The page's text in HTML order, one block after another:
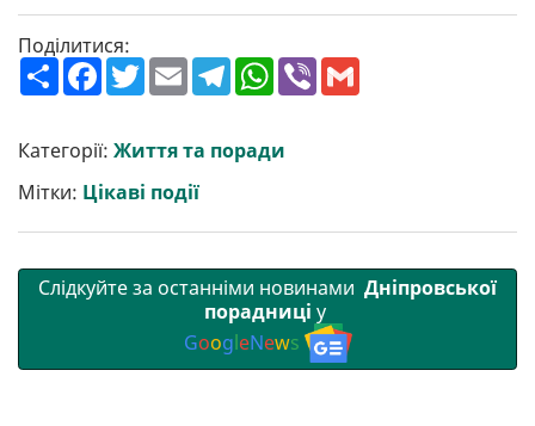
Поділитися:
П
о
р
и
т
и
F
a
b
o
o
k
T
w
t
e
r
E
m
l
T
e
g
r
W
h
s
A
V
Категорії: Життя та поради
Мітки: Цікаві події
Слідкуйте за останніми новинами Дніпровської
порадниці у
GoogleNews